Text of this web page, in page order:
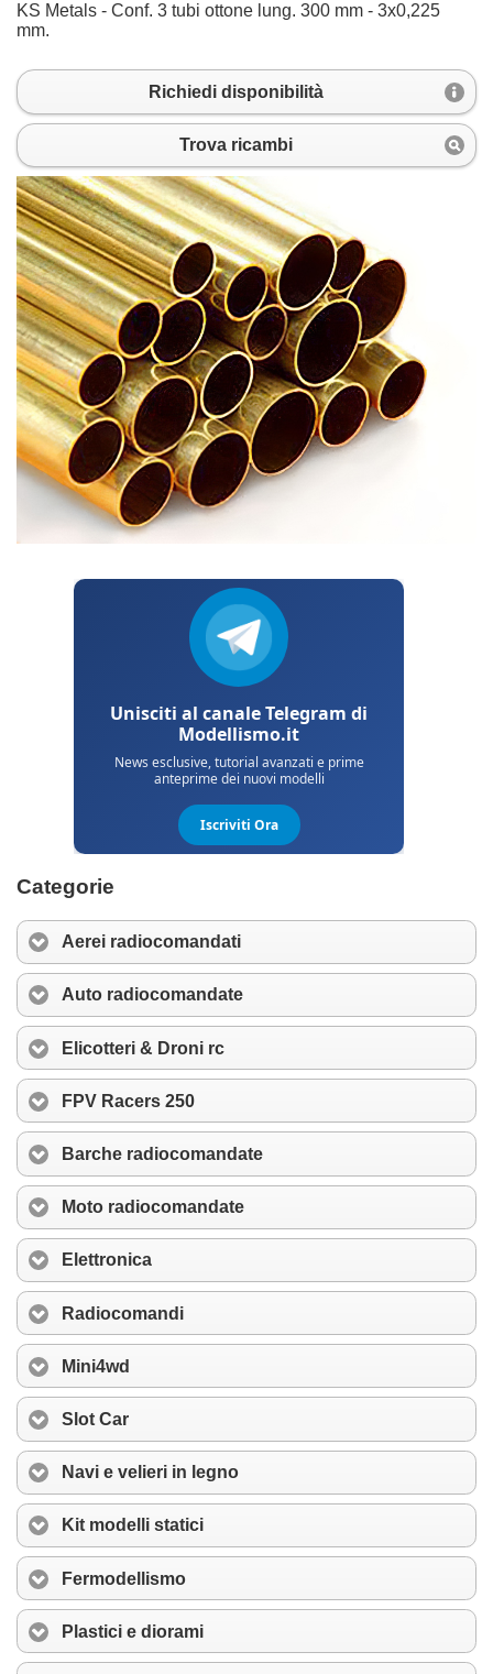
KS Metals - Conf. 3 tubi ottone lung. 300 mm - 3x0,225
mm.
Richiedi disponibilità
Trova ricambi
Categorie
Aerei radiocomandati
Auto radiocomandate
Elicotteri & Droni rc
FPV Racers 250
Barche radiocomandate
Moto radiocomandate
Elettronica
Radiocomandi
Mini4wd
Slot Car
Navi e velieri in legno
Kit modelli statici
Fermodellismo
Plastici e diorami